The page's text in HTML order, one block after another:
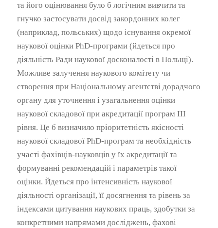
та його оцінювання було б логічним вивчити та
гнучко застосувати досвід закордонних колег
(наприклад, польських) щодо існування окремої
наукової оцінки PhD-програми (йдеться про
діяльність Ради наукової досконалості в Польщі).
Можливе залучення наукового комітету чи
створення при Національному агентстві дорадчого
органу для уточнення і узагальнення оцінки
наукової складової при акредитації програм ІІІ
рівня. Це б визначило пріоритетність якісності
наукової складової PhD-програм та необхідність
участі фахівців-науковців у їх акредитації та
формуванні рекомендацій і параметрів такої
оцінки. Йдеться про інтенсивність наукової
діяльності організації, її досягнення та рівень за
індексами цитування наукових праць, здобутки за
конкретними напрямами досліджень, фахові